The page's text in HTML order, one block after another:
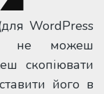
WordPress
не можеш
скопіювати
його в